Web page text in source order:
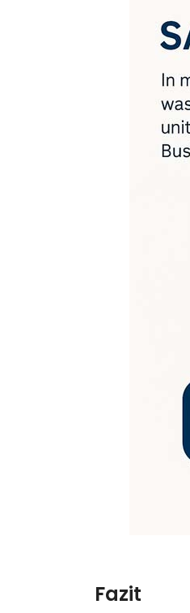
Fazit